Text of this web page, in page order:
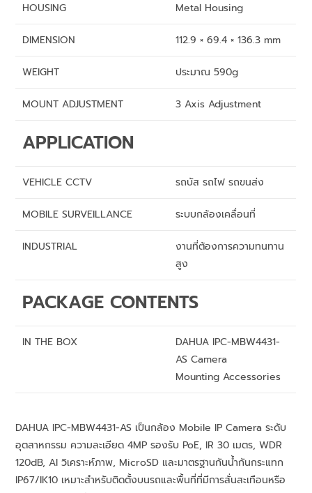
HOUSING Metal Housing
DIMENSION 112.9 × 69.4 × 136.3 mm
WEIGHT ประมาณ 590g
MOUNT ADJUSTMENT 3 Axis Adjustment
APPLICATION
VEHICLE CCTV รถบัส รถไฟ รถขนส่ง
MOBILE SURVEILLANCE ระบบกล้องเคลื่อนที่
INDUSTRIAL
งานที่ต้องการความทนทาน
สูง
PACKAGE CONTENTS
IN THE BOX
DAHUA IPC-MBW4431-
AS Camera
Mounting Accessories
DAHUA IPC-MBW4431-AS เป็นกล้อง Mobile IP Camera ระดับ
อุตสาหกรรม ความละเอียด 4MP รองรับ PoE, IR 30 เมตร, WDR
120dB, AI วิเคราะห์ภาพ, MicroSD และมาตรฐานกันน้ำกันกระแทก
IP67/IK10 เหมาะสำหรับติดตั้งบนรถและพื้นที่ที่มีการสั่นสะเทือนหรือ